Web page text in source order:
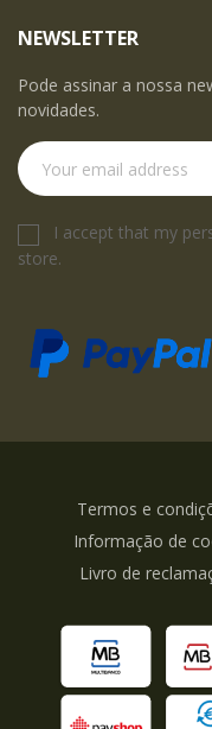
NEWSLETTER
Pode assinar a nossa
novidades.
I accept that my
store.
Termos e
Informação de
Livro de